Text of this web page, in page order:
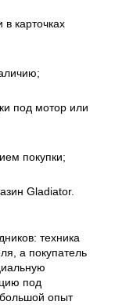
в карточках
под мотор или
покупки;
Gladiator.
техника
а покупатель
под
опыт